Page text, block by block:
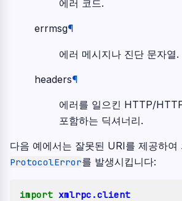
에러 코드.
errmsg¶
에러 메시지나 진단 문자열.
headers¶
에러를 일으킨 HTTP/
포함하는 딕셔너리.
다음 예에서는 잘못된 URI를 제공하여
ProtocolError를 발생시킵니다:
import xmlrpc.client